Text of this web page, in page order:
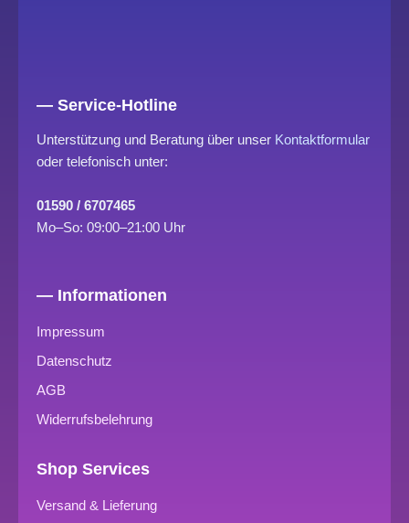
— Service-Hotline
Unterstützung und Beratung über unser Kontaktformular
oder telefonisch unter:
01590 / 6707465
Mo–So: 09:00–21:00 Uhr
— Informationen
Impressum
Datenschutz
AGB
Widerrufsbelehrung
Shop Services
Versand & Lieferung